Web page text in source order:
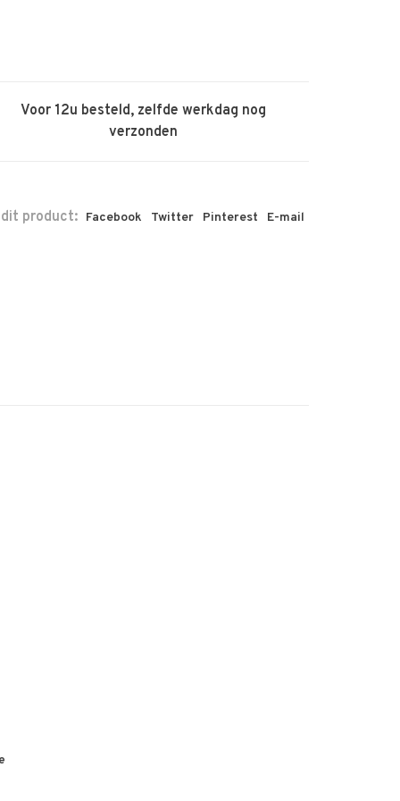
Voor 12u besteld, zelfde werkdag nog
verzonden
dit product: Facebook Twitter Pinterest E-mail